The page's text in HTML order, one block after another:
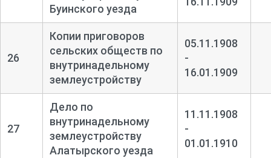
Буинского уезда
26
Копии приговоров
сельских обществ по
внутринадельному
землеустройству
05.11.1908
-
16.01.1909
27
Дело по
внутринадельному
землеустройству
Алатырского уезда
11.11.1908
-
01.01.1910